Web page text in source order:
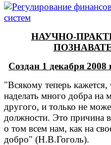
НАУЧНО-
Создан 1 декабря
"Всякому теперь
наделать много добра на
другого, и только не
должности. Это причина
о том всем нам, как на
добро" (Н.В.Гоголь).